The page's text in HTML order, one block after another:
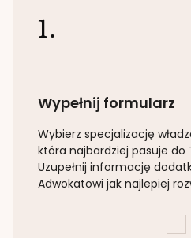
1.
Wypełnij formularz
Wybierz specjalizację
która najbardziej pasuje do
Uzupełnij informację
Adwokatowi jak najlepiej